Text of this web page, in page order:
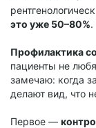
это уже 50–80%.
Профилактика
пациенты не
замечаю: когда
делают вид, что
Первое —